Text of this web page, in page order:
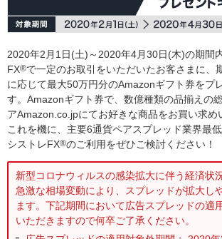
2020年2月1日(土)～2020年4月30日(木)の期間
FX®で一定のお取引をいただいたお客さまに、
に応じて最大50万円分のAmazonギフト券をプ
す。Amazonギフト券で、数億種類の品揃えの
アAmazon.co.jpにてお好きな商品をお買い求め
これを機に、主要6通貨ペアスプレッド業界最
シストレFX®のご利用をぜひご検討ください！
新型コロナウィルスの感染拡大に伴う経済状
急激な相場変動により、スプレッドが拡大し
ます。下記期間において広告スプレッドの適
いただきますので何卒ご了承ください。